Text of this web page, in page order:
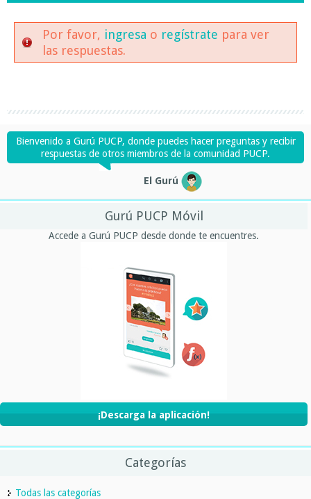
Por favor, ingresa o regístrate para ver
las respuestas.
Bienvenido a Gurú PUCP, donde puedes hacer preguntas y recibir
respuestas de otros miembros de la comunidad PUCP.
El Gurú
Gurú PUCP Móvil
Accede a Gurú PUCP desde donde te encuentres.
¡Descarga la aplicación!
Categorías
Todas las categorías